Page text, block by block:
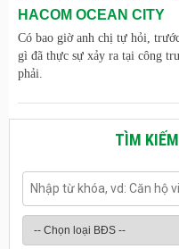
HACOM OCEAN CITY
Có bao giờ anh chị tự hỏi,
gì đã thực sự xảy ra tại công
phải.
TÌM